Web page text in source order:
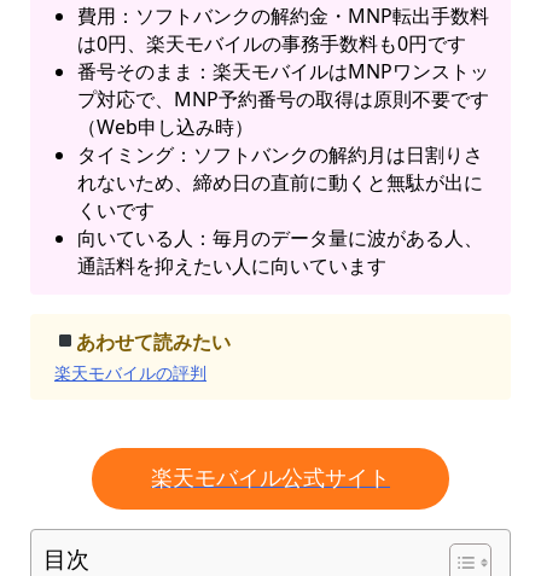
費用：ソフトバンクの解約金・MNP転出手数料
は0円、楽天モバイルの事務手数料も0円です
番号そのまま：楽天モバイルはMNPワンストッ
プ対応で、MNP予約番号の取得は原則不要です
（Web申し込み時）
タイミング：ソフトバンクの解約月は日割りさ
れないため、締め日の直前に動くと無駄が出に
くいです
向いている人：毎月のデータ量に波がある人、
通話料を抑えたい人に向いています
あわせて読みたい
楽天モバイルの評判
楽天モバイル公式サイト
目次